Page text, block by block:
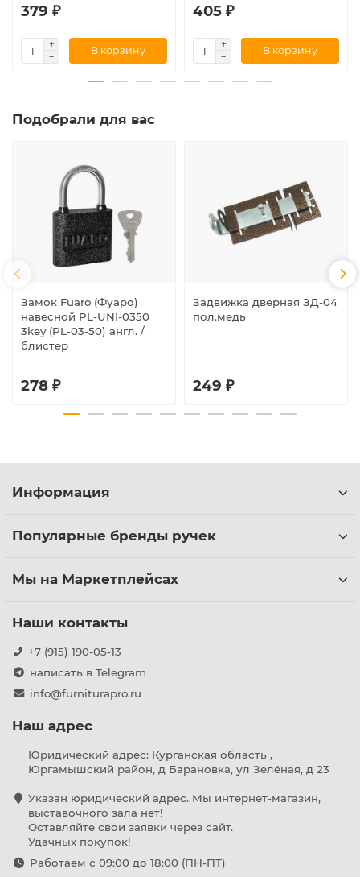
379 ₽
В корзину
405 ₽
В корзину
Подобрали для вас
Замок Fuaro (Фуаро)
навесной PL-UNI-0350
3key (PL-03-50) англ. /
блистер
278 ₽
Задвижка дверная ЗД-04
пол.медь
249 ₽
Информация
Популярные бренды ручек
Мы на Маркетплейсах
Наши контакты
+7 (915) 190-05-13
написать в Telegram
info@furniturapro.ru
Наш адрес
Юридический адрес: Курганская область ,
Юргамышский район, д Барановка, ул Зелёная, д 23
Указан юридический адрес. Мы интернет-магазин,
выставочного зала нет!
Оставляйте свои заявки через сайт.
Удачных покупок!
Работаем с 09:00 до 18:00 (ПН-ПТ)